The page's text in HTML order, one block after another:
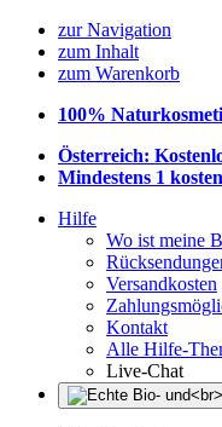
zur Navigation
zum Inhalt
zum Warenkorb
100%
Österreich:
Mindestens 1
Hilfe
Wo ist meine
Versandkosten
Kontakt
Alle Hilfe-
Live-Chat